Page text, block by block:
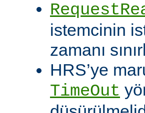
istemcinin
zamanı
HRS’ye
TimeOut